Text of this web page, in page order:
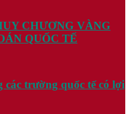
CHƯƠNG VÀNG
QUỐC TẾ
các trường quốc tế có lợi